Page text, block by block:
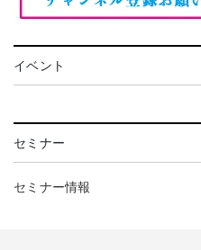
イベント
セミナー
セミナー情報